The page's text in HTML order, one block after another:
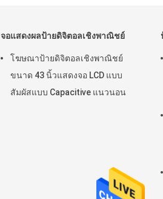
จอแสดงผลป้ายดิจิตอลเชิงพาณิชย์
โฆษณาป้ายดิจิตอลเชิงพาณิชย์
ขนาด 43 นิ้วแสดงจอ LCD แบบ
สัมผัสแบบ Capacitive แนวนอน